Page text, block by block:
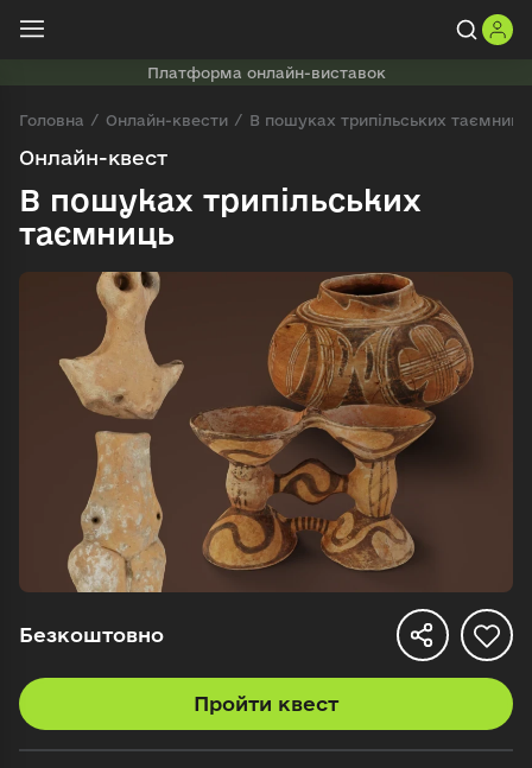
Платформа онлайн-виставок
Головна Онлайн-квести В пошуках трипільських таємниць
Онлайн-квест
В пошуках трипільських
таємниць
Безкоштовно
Пройти квест